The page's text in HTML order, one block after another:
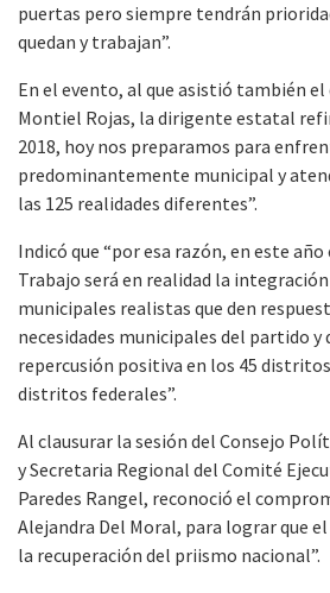
puertas pero siempre tendrán
quedan y trabajan”.
En el evento, al que asistió también
Montiel Rojas, la dirigente estatal
2018, hoy nos preparamos para
predominantemente municipal y
las 125 realidades diferentes”.
Indicó que “por esa razón, en este
Trabajo será en realidad la integración
municipales realistas que den
necesidades municipales del partido y
repercusión positiva en los 45
distritos federales”.
Al clausurar la sesión del Consejo
y Secretaria Regional del Comité
Paredes Rangel, reconoció el
Alejandra Del Moral, para lograr que el
la recuperación del priismo nacional”.